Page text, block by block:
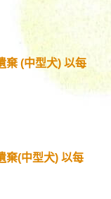
棄 (中型犬) 以每
棄(中型犬) 以每